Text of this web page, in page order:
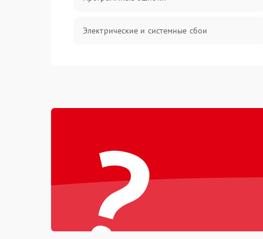
Электрические и системные сбои
Система охлаждения
?